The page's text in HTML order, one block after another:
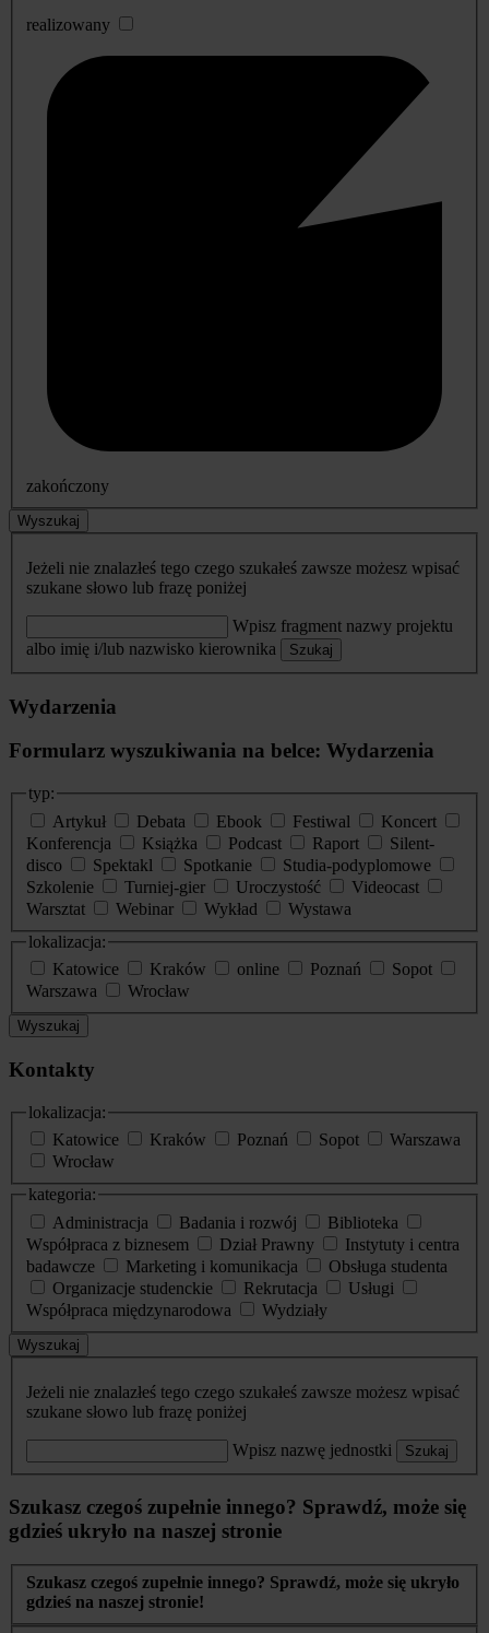
realizowany
zakończony
Wyszukaj
Jeżeli nie znalazłeś tego czego szukałeś zawsze możesz wpisać
szukane słowo lub frazę poniżej
Wpisz fragment nazwy projektu
albo imię i/lub nazwisko kierownika
Szukaj
Wydarzenia
Formularz wyszukiwania na belce: Wydarzenia
typ:
Artykuł
Debata Ebook Festiwal
Koncert
Konferencja
Książka Podcast Raport
Silent-
disco
Spektakl Spotkanie
Studia-podyplomowe
Szkolenie
Turniej-gier Uroczystość
Videocast
Warsztat
Webinar Wykład
Wystawa
lokalizacja:
Katowice
Kraków online Poznań
Sopot
Warszawa
Wrocław
Wyszukaj
Kontakty
lokalizacja:
Katowice
Kraków Poznań Sopot
Warszawa
Wrocław
kategoria:
Administracja
Badania i rozwój
Biblioteka
Współpraca z biznesem
Dział Prawny
Instytuty i centra
badawcze
Marketing i komunikacja
Obsługa studenta
Organizacje studenckie
Rekrutacja
Usługi
Współpraca międzynarodowa
Wydziały
Wyszukaj
Jeżeli nie znalazłeś tego czego szukałeś zawsze możesz wpisać
szukane słowo lub frazę poniżej
Wpisz nazwę jednostki Szukaj
Szukasz czegoś zupełnie innego? Sprawdź, może się
gdzieś ukryło na naszej stronie
Szukasz czegoś zupełnie innego? Sprawdź, może się ukryło
gdzieś na naszej stronie!